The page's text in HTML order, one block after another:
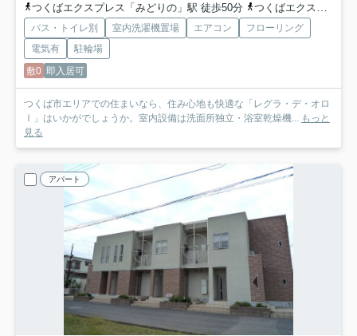
つくばエクスプレス「みどりの」駅 徒歩50分
つくばエクスプレス「万博記念公園」駅 徒歩56分
バス・トイレ別 室内洗濯機置場 エアコン
フローリング
電気有
駐輪場
敷0 即入居可
つくば市エリアでの住まいなら、住み心地も快適な「レグラ・デ・オロ
Ⅰ」はいかがでしょうか。室内設備は洗面所独立・浴室乾燥機... もっと
見る
アパート